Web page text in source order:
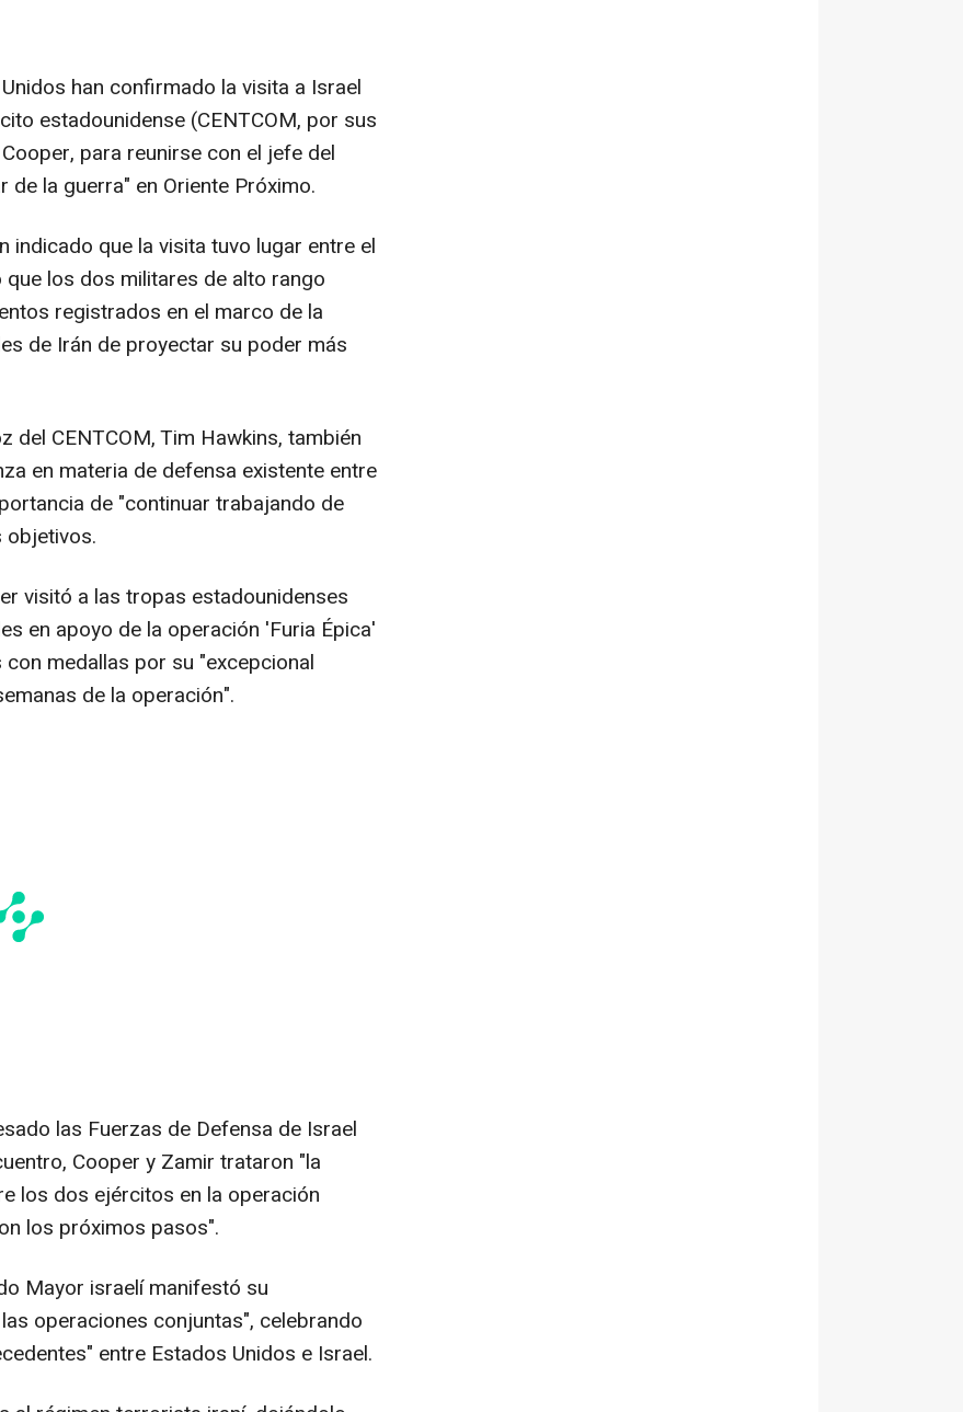
han confirmado la visita a Israel
estadounidense (CENTCOM, por sus
para reunirse con el jefe del
de la guerra" en Oriente Próximo.
indicado que la visita tuvo lugar entre el
los dos militares de alto rango
registrados en el marco de la
de Irán de proyectar su poder más
del CENTCOM, Tim Hawkins, también
en materia de defensa existente entre
de "continuar trabajando de
visitó a las tropas estadounidenses
en apoyo de la operación 'Furia Épica'
medallas por su "excepcional
de la operación".
las Fuerzas de Defensa de Israel
Cooper y Zamir trataron "la
los dos ejércitos en la operación
los próximos pasos".
Mayor israelí manifestó su
operaciones conjuntas", celebrando
entre Estados Unidos e Israel.